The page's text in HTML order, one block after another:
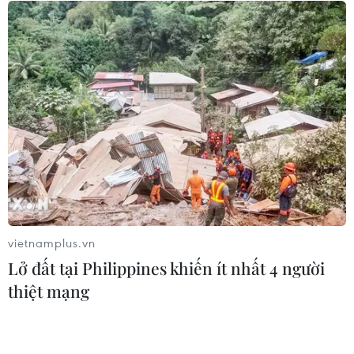
Giá dầu tăng khi nhà đầu tư thận
trọng trước tình hình Trung Đông
06/08/2026 09:03
Giá vàng tăng phiên thứ tư liên tiếp,
chạm mức cao nhất trong 7 tuần
06/08/2026 08:36
Xăng dầu trong nước đồng loạt giảm,
E10RON95-III xuống còn 22.324
vietnamplus.vn
Lở đất tại Philippines khiến ít nhất 4 người
thiệt mạng